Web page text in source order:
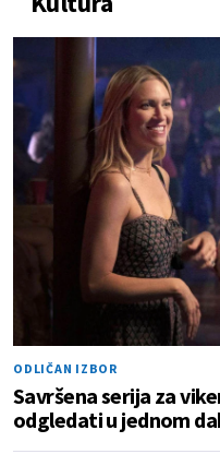
ODLIČAN IZBOR
Savršena serija za
odgledati u jednom